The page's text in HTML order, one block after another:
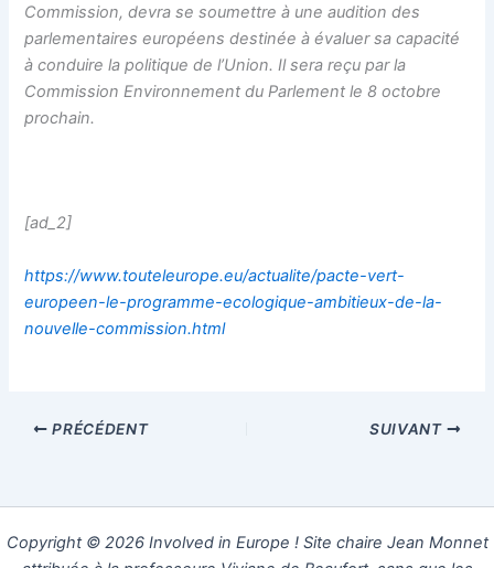
Commission, devra se soumettre à une audition des
parlementaires européens destinée à évaluer sa capacité
à conduire la politique de l’Union. Il sera reçu par la
Commission Environnement du Parlement le 8 octobre
prochain.
[ad_2]
https://www.touteleurope.eu/actualite/pacte-vert-
europeen-le-programme-ecologique-ambitieux-de-la-
nouvelle-commission.html
PRÉCÉDENT SUIVANT
Copyright © 2026 Involved in Europe ! Site chaire Jean Monnet